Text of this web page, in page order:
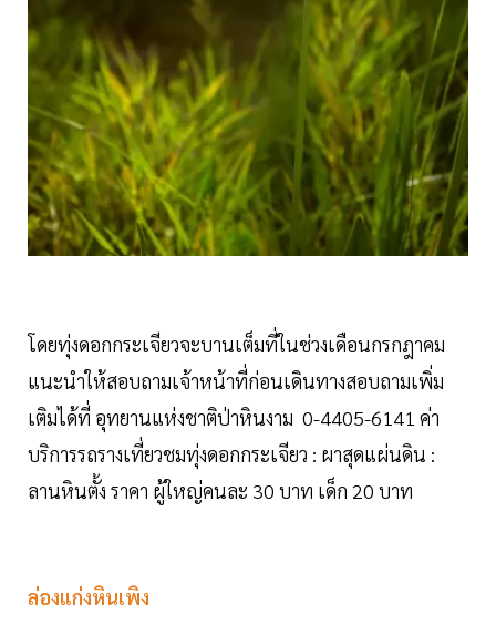
โดยทุ่งดอกกระเจียวจะบานเต็มที่ในช่วงเดือนกรกฎาคม
แนะนำให้สอบถามเจ้าหน้าที่ก่อนเดินทางสอบถามเพิ่ม
เติมได้ที่ อุทยานแห่งชาติป่าหินงาม 0-4405-6141 ค่า
บริการรถรางเที่ยวชมทุ่งดอกกระเจียว : ผาสุดแผ่นดิน :
ลานหินตั้ง ราคา ผู้ใหญ่คนละ 30 บาท เด็ก 20 บาท
ล่องแก่งหินเพิง